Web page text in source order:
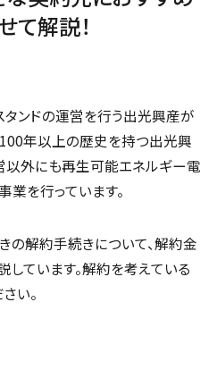
て解説！
ンドの運営を行う出光興産が
年以上の歴史を持つ出光興
以外にも再生可能エネルギー電
を行っています。
解約手続きについて、解約金
ています。解約を考えている
い。